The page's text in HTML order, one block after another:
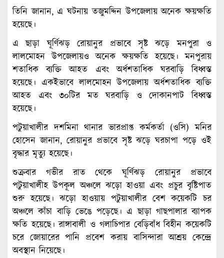
তিনি জানান, এ ঘটনায় তজুমদ্দিন উপজেলায় অনেক ক্ষয়ক্ষতি
হয়েছে।
এ ছাড়া ঘূর্ণিঝড় রোয়ানুর প্রভাবে সৃষ্ট ঝড়ে মনপুরা ও
লালমোহন উপজেলায়ও অনেক ক্ষয়ক্ষতি হয়েছে। মনপুরায়
শতাধিক ব্যক্তি আহত এবং অর্ধশতাধিক ঘরবাড়ি বিধ্বস্ত
হয়েছে। একইভাবে লালমোহন উপজেলায় অর্ধশতাধিক ব্যক্তি
আহত এবং ৩০টির মত ঘরবাড়ি ও দোকানপাট বিধ্বস্ত
হয়েছে।
পটুয়াখালীর দশমিনা থানার ভারপ্রাপ্ত কর্মকর্তা (ওসি) মনির
হোসেন জানান, রোয়ানুর প্রভাবে সৃষ্ট ঝড়ে ঘরচাপা পড়ে ওই
বৃদ্ধার মৃত্যু হয়েছে।
শুক্রবার গভীর রাত থেকে ঘূর্ণিঝড় রোয়ানুর প্রভাবে
পটুয়াখালীহ উপকূল অঞ্চলে ঝড়ো হাওয়া এবং প্রচুর বৃষ্টিপাত
শুরু হয়েছে। ঝড়ো হাওয়ায় পটুয়াখালীর বেশ কয়েকটি চর
অঞ্চলে কাঁচা বাড়ি ভেঙে পড়েছে। এ ছাড়া গাছপালার ব্যাপক
ক্ষতি হয়েছে। রাঙ্গাবালী ও গলাচিপার বেড়িবাঁধ বিহীন কয়েকটি
চরে জোয়ারের পানি প্রবেশ করায় বাসিন্দারা আশ্রয় কেন্দ্রে
অবস্থান নিয়েছে।